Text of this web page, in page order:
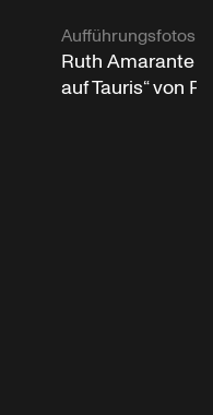
Aufführungsfotos
Ruth Amarante
auf Tauris“ von